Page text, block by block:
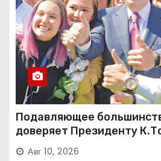
Подавляющее
доверяет Президенту
Авг 10, 2026